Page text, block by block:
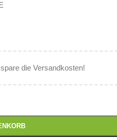
die Versandkosten!